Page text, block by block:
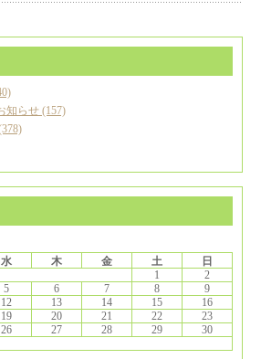
知らせ (157)
水 木 金 土
日
1
2
5 6 7 8
9
12 13 14 15
16
19 20 21 22
23
26 27 28 29
30